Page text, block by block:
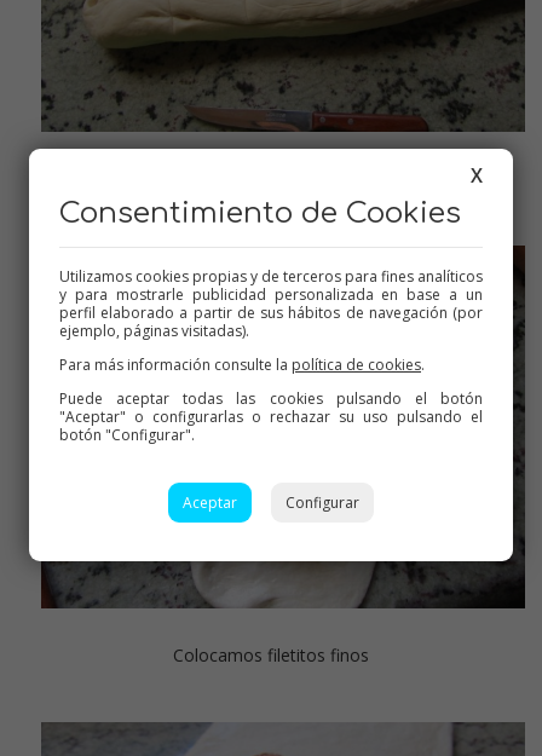
Colocamos filetitos finos
X
Consentimiento de Cookies
Utilizamos cookies propias y de terceros para fines analíticos
y para mostrarle publicidad personalizada en base a un
perfil elaborado a partir de sus hábitos de navegación (por
ejemplo, páginas visitadas).
Para más información consulte la política de cookies.
Puede aceptar todas las cookies pulsando el botón
"Aceptar" o configurarlas o rechazar su uso pulsando el
botón "Configurar".
Aceptar Configurar